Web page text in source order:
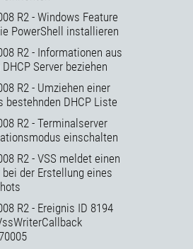
R2 - Windows Feature
PowerShell installieren
R2 - Informationen aus
Server beziehen
R2 - Umziehen einer
bestehnden DHCP Liste
R2 - Terminalserver
einschalten
R2 - VSS meldet einen
bei der Erstellung eines
R2 - Ereignis ID 8194